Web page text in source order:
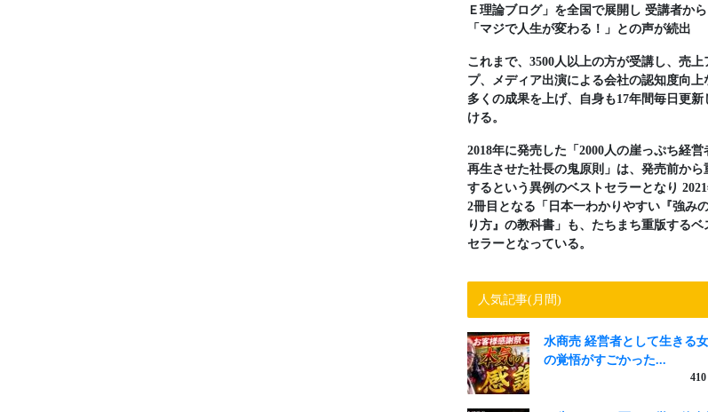
Ｅ理論ブログ」を全国で展開し 受講者か
「マジで人生が変わる！」との声が続出
これまで、3500人以上の方が受講し、売上
プ、メディア出演による会社の認知度向上
多くの成果を上げ、自身も17年間毎日更新
ける。
2018年に発売した「2000人の崖っぷち経営
再生させた社長の鬼原則」は、発売前から
するという異例のベストセラーとなり
2冊目となる「日本一わかりやすい『強み
り方』の教科書」も、たちまち重版するベ
セラーとなっている。
人気記事(月間)
水商売 経営者として生きる
の覚悟がすごかった...